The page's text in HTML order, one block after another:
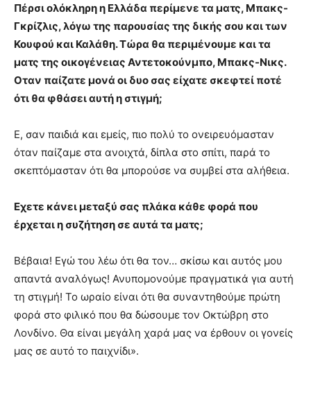
Πέρσι ολόκληρη η Ελλάδα περίμενε τα ματς, Μπακς-
Γκρίζλις, λόγω της παρουσίας της δικής σου και των
Κουφού και Καλάθη. Τώρα θα περιμένουμε και τα
ματς της οικογένειας Αντετοκούνμπο, Μπακς-Νικς.
Οταν παίζατε μονά οι δυο σας είχατε σκεφτεί ποτέ
ότι θα φθάσει αυτή η στιγμή;
Ε, σαν παιδιά και εμείς, πιο πολύ το ονειρευόμασταν
όταν παίζαμε στα ανοιχτά, δίπλα στο σπίτι, παρά το
σκεπτόμασταν ότι θα μπορούσε να συμβεί στα αλήθεια.
Εχετε κάνει μεταξύ σας πλάκα κάθε φορά που
έρχεται η συζήτηση σε αυτά τα ματς;
Βέβαια! Εγώ του λέω ότι θα τον… σκίσω και αυτός μου
απαντά αναλόγως! Ανυπομονούμε πραγματικά για αυτή
τη στιγμή! Το ωραίο είναι ότι θα συναντηθούμε πρώτη
φορά στο φιλικό που θα δώσουμε τον Οκτώβρη στο
Λονδίνο. Θα είναι μεγάλη χαρά μας να έρθουν οι γονείς
μας σε αυτό το παιχνίδι».